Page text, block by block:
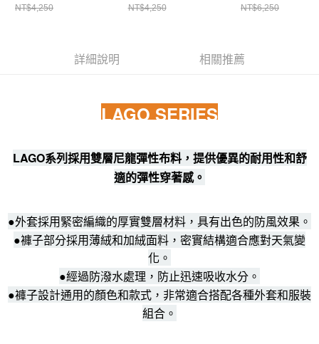
NT$4,250 NT$4,250 NT$6,250
詳細說明 相關推薦
LAGO SERIES
LAGO系列採用雙層尼龍彈性布料，提供優異的耐用性和舒
適的彈性穿著感。
●外套採用緊密編織的厚實雙層材料，具有出色的防風效果。
●褲子部分採用薄絨和加絨面料，密實結構適合應對天氣變
化。
●經過防潑水處理，防止迅速吸收水分。
●褲子設計通用的顏色和款式，非常適合搭配各種外套和服裝
組合。